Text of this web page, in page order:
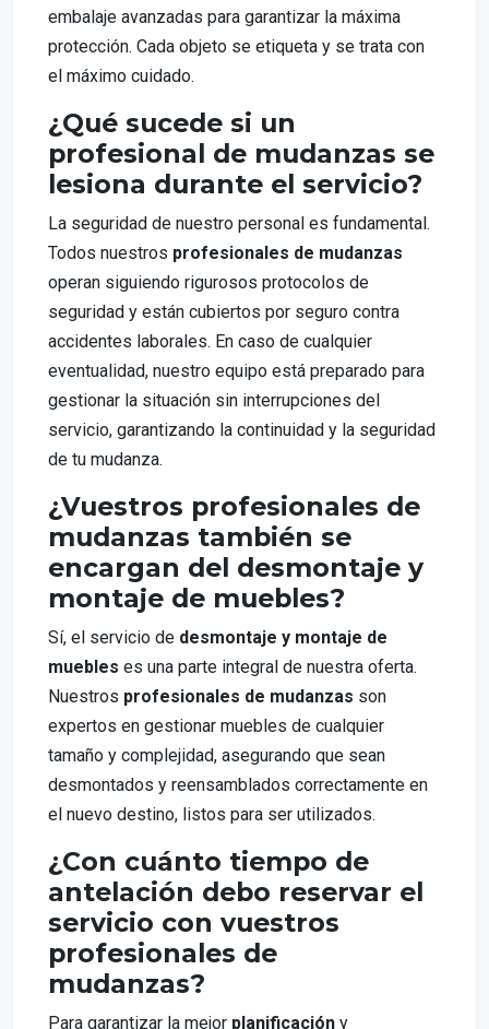
embalaje avanzadas para garantizar la máxima
protección. Cada objeto se etiqueta y se trata con
el máximo cuidado.
¿Qué sucede si un
profesional de mudanzas se
lesiona durante el servicio?
La seguridad de nuestro personal es fundamental.
Todos nuestros profesionales de mudanzas
operan siguiendo rigurosos protocolos de
seguridad y están cubiertos por seguro contra
accidentes laborales. En caso de cualquier
eventualidad, nuestro equipo está preparado para
gestionar la situación sin interrupciones del
servicio, garantizando la continuidad y la seguridad
de tu mudanza.
¿Vuestros profesionales de
mudanzas también se
encargan del desmontaje y
montaje de muebles?
Sí, el servicio de desmontaje y montaje de
muebles es una parte integral de nuestra oferta.
Nuestros profesionales de mudanzas son
expertos en gestionar muebles de cualquier
tamaño y complejidad, asegurando que sean
desmontados y reensamblados correctamente en
el nuevo destino, listos para ser utilizados.
¿Con cuánto tiempo de
antelación debo reservar el
servicio con vuestros
profesionales de
mudanzas?
Para garantizar la mejor planificación y